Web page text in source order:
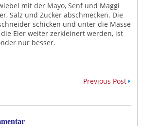
mit der Mayo, Senf und Maggi
Salz und Zucker abschmecken. Die
schicken und unter die Masse
Eier weiter zerkleinert werden, ist
nur besser.
Previous Post